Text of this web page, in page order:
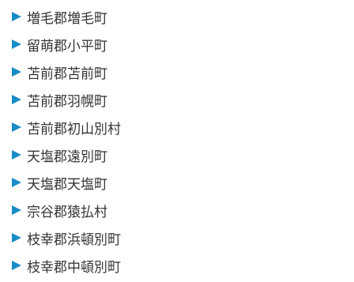
増毛郡増毛町
留萌郡小平町
苫前郡苫前町
苫前郡羽幌町
苫前郡初山別村
天塩郡遠別町
天塩郡天塩町
宗谷郡猿払村
枝幸郡浜頓別町
枝幸郡中頓別町